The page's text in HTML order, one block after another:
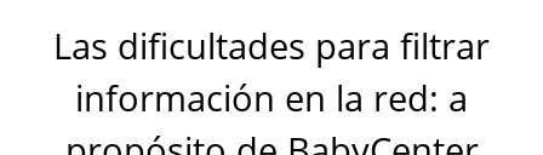
Las dificultades para filtrar
información en la red: a